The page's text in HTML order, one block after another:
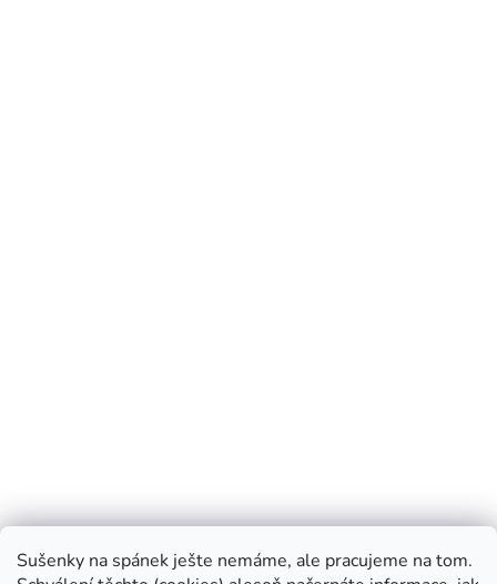
Sušenky na spánek ješte nemáme, ale pracujeme na tom.
FB Prosimspinkaj
Youtube Prosimspinkej VOP